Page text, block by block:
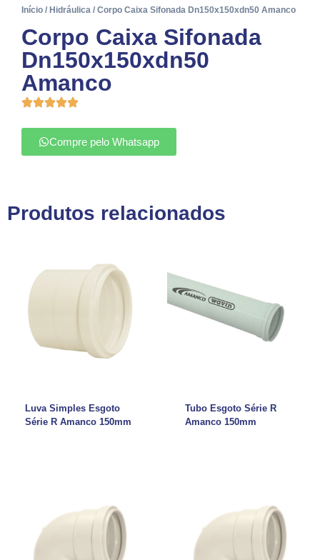
Início / Hidráulica / Corpo Caixa Sifonada Dn150x150xdn50 Amanco
Corpo Caixa Sifonada
Dn150x150xdn50
Amanco
Compre pelo Whatsapp
Produtos relacionados
Luva Simples Esgoto
Série R Amanco 150mm
Tubo Esgoto Série R
Amanco 150mm